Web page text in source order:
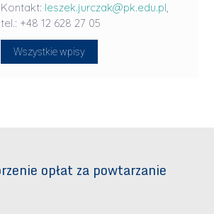
Kontakt: leszek.jurczak@pk.edu.pl,
tel.: +48 12 628 27 05
Wszystkie wpisy
opłat za powtarzanie